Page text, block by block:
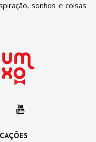
sonhos e coisas